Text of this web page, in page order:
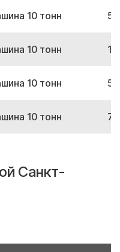
10 тонн
10 тонн
10 тонн
10 тонн
Санкт-